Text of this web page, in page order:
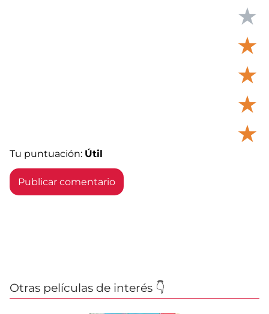
★
★
★
★
★
Tu puntuación: Útil
Otras películas de interés 👇